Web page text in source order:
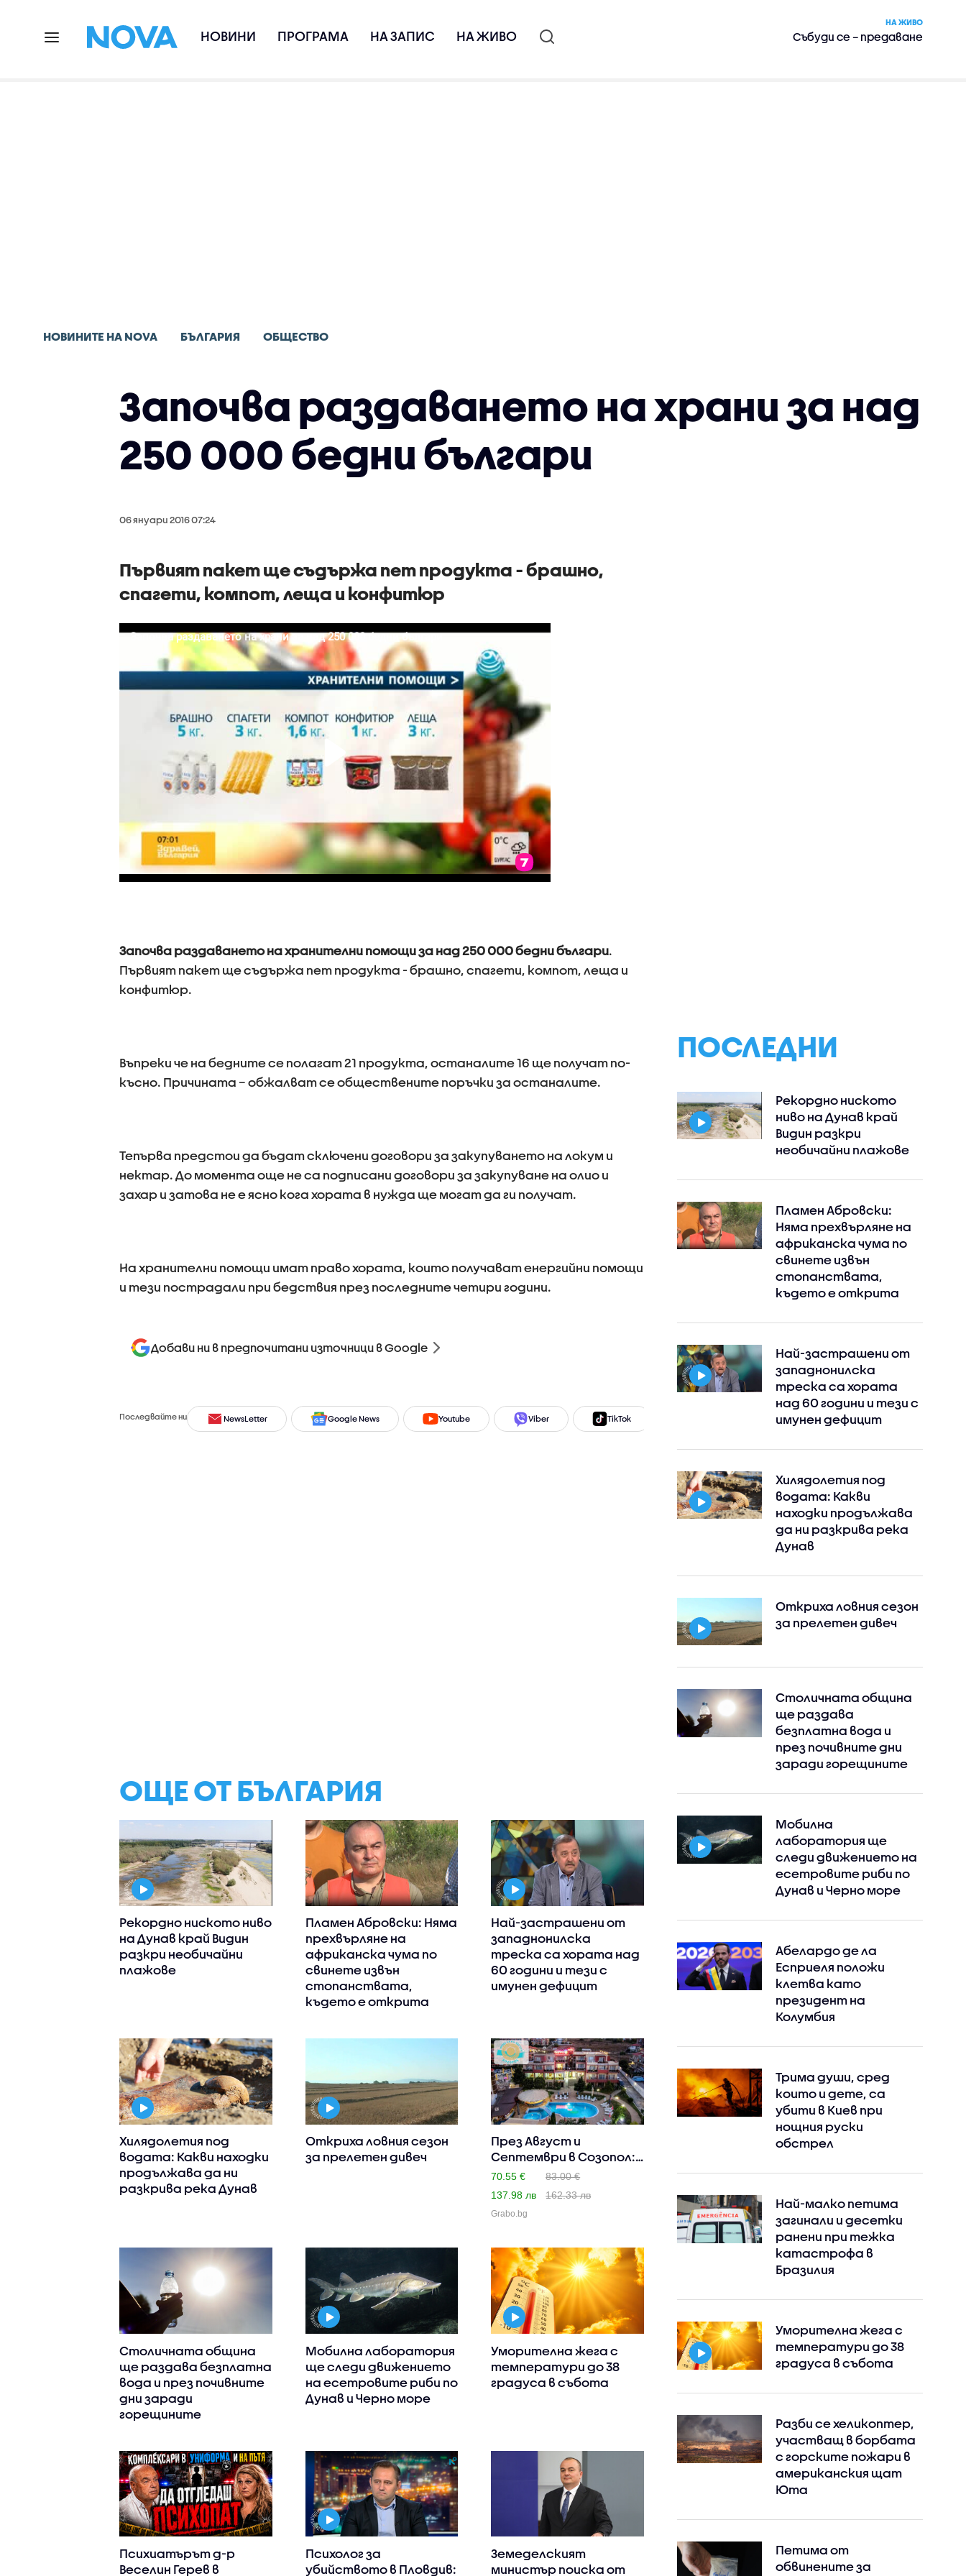
НОВИНИ ПРОГРАМА НА ЗАПИС НА ЖИВО
НА ЖИВО
Събуди се – предаване
НОВИНИТЕ НА NOVA БЪЛГАРИЯ ОБЩЕСТВО
Започва раздаването на храни за над
250 000 бедни българи
06 януари 2016 07:24
Първият пакет ще съдържа пет продукта - брашно,
спагети, компот, леща и конфитюр
Започва раздаването на хранителни помощи за над 250 000 бедни българи.
Първият пакет ще съдържа пет продукта - брашно, спагети, компот, леща и
конфитюр.
Въпреки че на бедните се полагат 21 продукта, останалите 16 ще получат по-
късно. Причината – обжалват се обществените поръчки за останалите.
Тепърва предстои да бъдат сключени договори за закупуването на локум и
нектар. До момента още не са подписани договори за закупуване на олио и
захар и затова не е ясно кога хората в нужда ще могат да ги получат.
На хранителни помощи имат право хората, които получават енергийни помощи
и тези пострадали при бедствия през последните четири години.
Добави ни в предпочитани източници в Google
Последвайте ни NewsLetter Google News Youtube Viber TikTok Facebook
ОЩЕ ОТ БЪЛГАРИЯ
Рекордно ниското ниво
на Дунав край Видин
разкри необичайни
плажове
Пламен Абровски: Няма
прехвърляне на
африканска чума по
свинете извън
стопанствата,
където е открита
Най-застрашени от
западнонилска
треска са хората над
60 години и тези с
имунен дефицит
Хилядолетия под
водата: Какви находки
продължава да ни
разкрива река Дунав
Откриха ловния сезон
за прелетен дивеч
През Август и
Септември в Созопол:
Нощувка н..
70.55 €
83.00 €
137.98 лв
162.33 лв
Grabo.bg
Столичната община
ще раздава безплатна
вода и през почивните
дни заради
горещините
Мобилна лаборатория
ще следи движението
на есетровите риби по
Дунав и Черно море
Уморителна жега с
температури до 38
градуса в събота
Психиатърът д-р
Веселин Герев в
Психолог за
убийството в Пловдив:
Земеделският
министър поиска от
ПОСЛЕДНИ
Рекордно ниското
ниво на Дунав край
Видин разкри
необичайни плажове
Пламен Абровски:
Няма прехвърляне на
африканска чума по
свинете извън
стопанствата,
където е открита
Най-застрашени от
западнонилска
треска са хората
над 60 години и тези с
имунен дефицит
Хилядолетия под
водата: Какви
находки продължава
да ни разкрива река
Дунав
Откриха ловния сезон
за прелетен дивеч
Столичната община
ще раздава
безплатна вода и
през почивните дни
заради горещините
Мобилна
лаборатория ще
следи движението на
есетровите риби по
Дунав и Черно море
Абелардо де ла
Есприеля положи
клетва като
президент на
Колумбия
Трима души, сред
които и дете, са
убити в Киев при
нощния руски
обстрел
Най-малко петима
загинали и десетки
ранени при тежка
катастрофа в
Бразилия
Уморителна жега с
температури до 38
градуса в събота
Разби се хеликоптер,
участващ в борбата
с горските пожари в
американския щат
Юта
Петима от
обвинените за